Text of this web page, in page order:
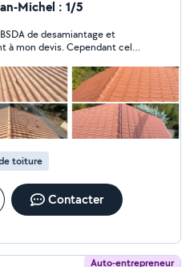
, Peinture. Au plaisir de
Michel : 1/5
de desamiantage et
cela
des photos et le montant
des travaux ne sont pas
un retour d information ainsi
avant tous recours.
toiture
Contacter
Auto-entrepreneur